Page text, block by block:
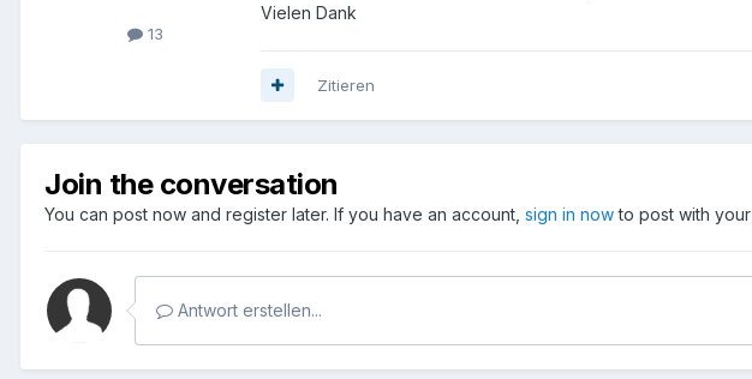
13
Vielen Dank
Zitieren
Join the conversation
You can post now and register later. If you have an account, sign in nowto post with
Antwort erstellen...